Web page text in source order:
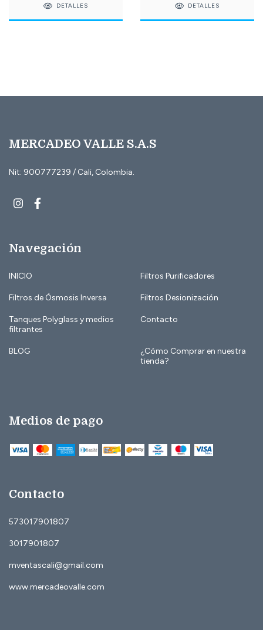
DETALLES DETALLES
MERCADEO VALLE S.A.S
Nit: 900777239 / Cali, Colombia.
Navegación
INICIO Filtros Purificadores
Filtros de Ósmosis Inversa Filtros Desionización
Tanques Polyglass y medios
filtrantes
Contacto
BLOG
¿Cómo Comprar en nuestra
tienda?
Medios de pago
Contacto
573017901807
3017901807
mventascali@gmail.com
www.mercadeovalle.com